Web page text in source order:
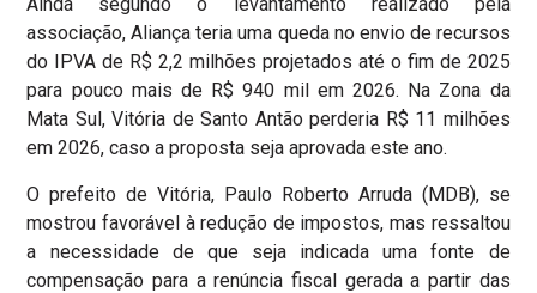
Ainda segundo o levantamento realizado pela
associação, Aliança teria uma queda no envio de recursos
do IPVA de R$ 2,2 milhões projetados até o fim de 2025
para pouco mais de R$ 940 mil em 2026. Na Zona da
Mata Sul, Vitória de Santo Antão perderia R$ 11 milhões
em 2026, caso a proposta seja aprovada este ano.
O prefeito de Vitória, Paulo Roberto Arruda (MDB), se
mostrou favorável à redução de impostos, mas ressaltou
a necessidade de que seja indicada uma fonte de
compensação para a renúncia fiscal gerada a partir das